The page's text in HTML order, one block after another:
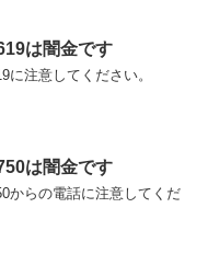
は闇金です
に注意してください。
は闇金です
からの電話に注意してくだ